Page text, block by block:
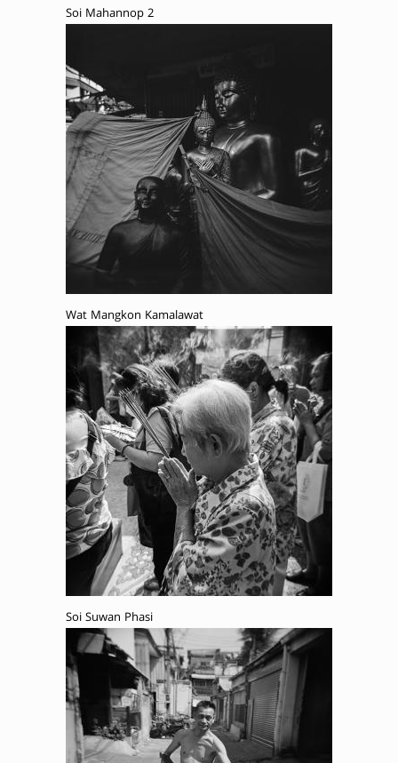
Soi Mahannop 2
Wat Mangkon Kamalawat
Soi Suwan Phasi